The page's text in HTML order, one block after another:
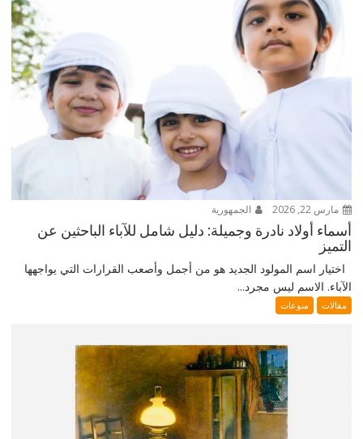
مارس 22, 2026 الجمهورية
أسماء أولاد نادرة وجميلة: دليل شامل للآباء الباحثين عن
التميز
اختيار اسم المولود الجديد هو من أجمل وأصعب القرارات التي يواجهها
الآباء. الاسم ليس مجرد...
مقالات منوعات